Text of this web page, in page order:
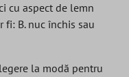
cu aspect de lemn
B. nuc închis sau
la modă pentru